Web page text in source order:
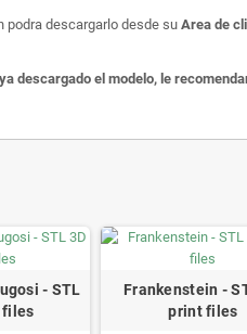
podra descargarlo desde su Area de
descargado el modelo, le
- STL
files
Frankenstein -
print files